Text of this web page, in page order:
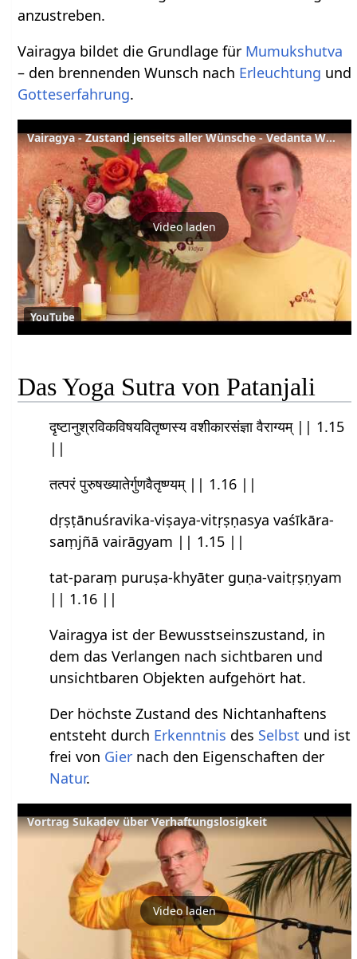
anzustreben.
Vairagya bildet die Grundlage für Mumukshutva
– den brennenden Wunsch nach Erleuchtung und
Gotteserfahrung.
Vairagya - Zustand jenseits aller Wünsche - Vedanta Wörterbuch
Video laden
YouTube
Das Yoga Sutra von Patanjali
दृष्टानुश्रविकविषयवितृष्णस्य वशीकारसंज्ञा वैराग्यम् || 1.15
||
तत्परं पुरुषख्यातेर्गुणवैतृष्ण्यम् || 1.16 ||
dṛṣṭānuśravika-viṣaya-vitṛṣṇasya vaśīkāra-
saṃjñā vairāgyam || 1.15 ||
tat-paraṃ puruṣa-khyāter guṇa-vaitṛṣṇyam
|| 1.16 ||
Vairagya ist der Bewusstseinszustand, in
dem das Verlangen nach sichtbaren und
unsichtbaren Objekten aufgehört hat.
Der höchste Zustand des Nichtanhaftens
entsteht durch Erkenntnis des Selbst und ist
frei von Gier nach den Eigenschaften der
Natur.
Vortrag Sukadev über Verhaftungslosigkeit
Video laden